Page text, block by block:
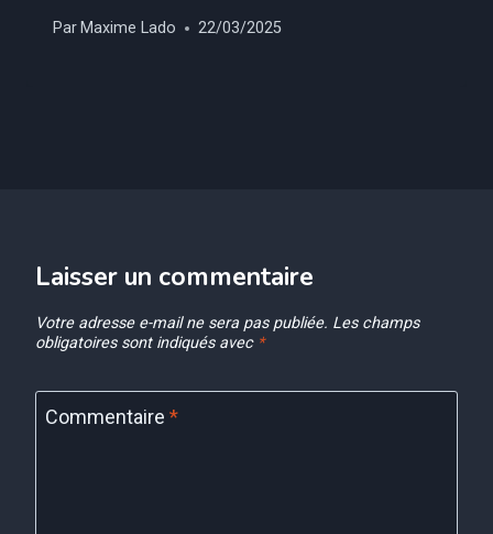
ParMaxime Lado 22/03/2025
Laisser un commentaire
Votre adresse e-mail ne sera pas publiée. Les champs
obligatoires sont indiqués avec *
Commentaire *